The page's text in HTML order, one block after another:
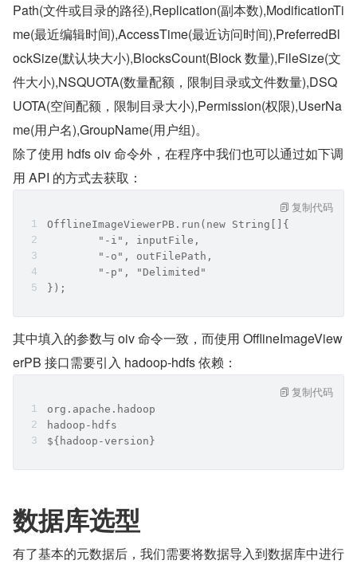
Path(文件或目录的路径),Replication(副本数),ModificationTi
me(最近编辑时间),AccessTime(最近访问时间),PreferredBl
ockSize(默认块大小),BlocksCount(Block 数量),FileSize(文
件大小),NSQUOTA(数量配额，限制目录或文件数量),DSQ
UOTA(空间配额，限制目录大小),Permission(权限),UserNa
me(用户名),GroupName(用户组)。
除了使用 hdfs oiv 命令外，在程序中我们也可以通过如下调
用 API 的方式去获取：
OfflineImageViewerPB.run(new String[]{
        "-i", inputFile,
        "-o", outFilePath,
        "-p", "Delimited"
});
复制代码
其中填入的参数与 oiv 命令一致，而使用 OfflineImageView
erPB 接口需要引入 hadoop-hdfs 依赖：
org.apache.hadoop
hadoop-hdfs
${hadoop-version}
复制代码
数据库选型
有了基本的元数据后，我们需要将数据导入到数据库中进行